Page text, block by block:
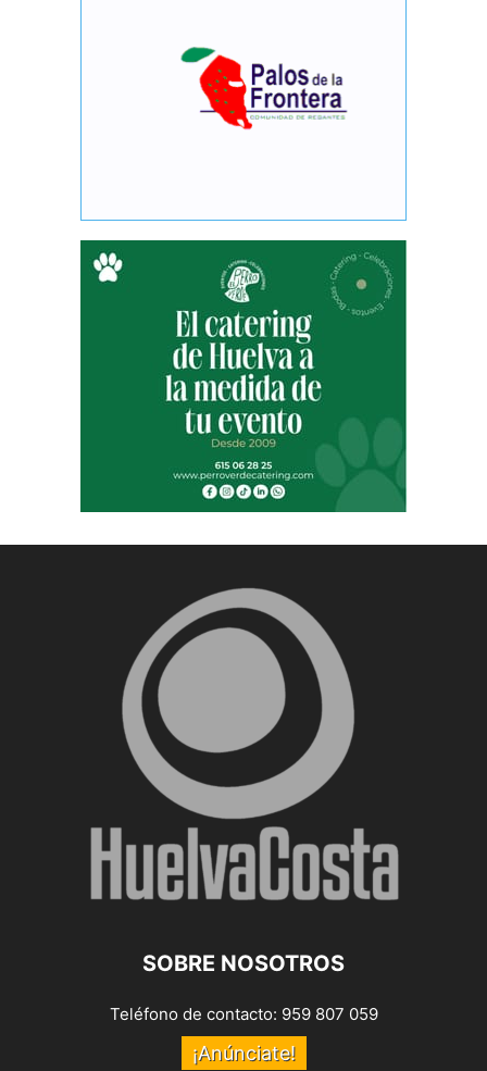
SOBRE NOSOTROS
Teléfono de contacto: 959 807 059
¡Anúnciate!